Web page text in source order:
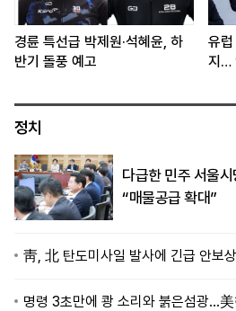
경륜 특선급 박제원·석혜윤, 하
반기 돌풍 예고
유
지…
정치
다급한 민주 서울
“매물공급 확대”
靑, 北 탄도미사일 발사에 긴급 안보
명령 3초만에 쾅 소리와 붉은섬광…